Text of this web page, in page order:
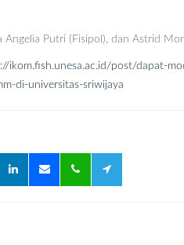
Angelia Putri (Fisipol), dan Astrid
ikom.fish.unesa.ac.id/post/dapat-
di-universitas-sriwijaya